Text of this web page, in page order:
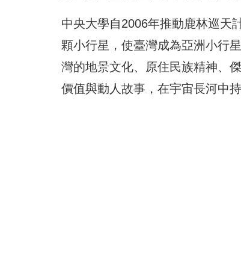
中央大學自2006年推動鹿林巡天
顆小行星，使臺灣成為亞洲小行
灣的地景文化、原住民族精神、
價值與動人故事，在宇宙長河中